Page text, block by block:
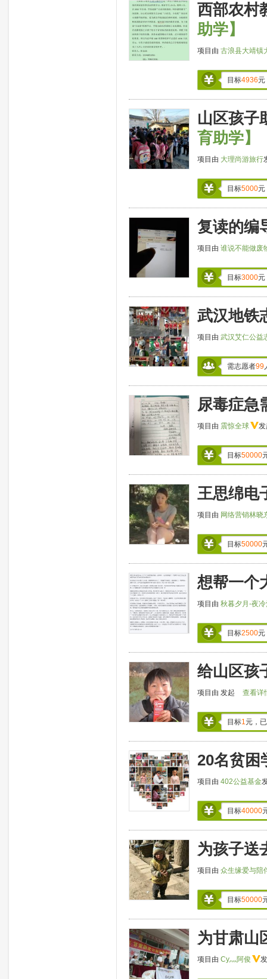
西部农村
助学】
项目由 古浪县大靖镇
目标4936元
山区孩子
育助学】
项目由 大理尚游旅行
目标5000元
复读的编
项目由 谁说不能做废
目标3000元
武汉地铁
项目由 武汉艾仁公益
需志愿者99
尿毒症急
项目由 震惊全球
目标50000
王思绵电
项目由 网络营销林晓
目标50000
想帮一个
项目由 秋暮夕月-夜
目标2500元
给山区孩
项目由 发起 查看详
目标1 元，
20名贫困
项目由 402公益基金
目标40000
为孩子送
项目由 众生缘爱与陪
目标50000
为甘肃山
项目由 Cy灬阿俊